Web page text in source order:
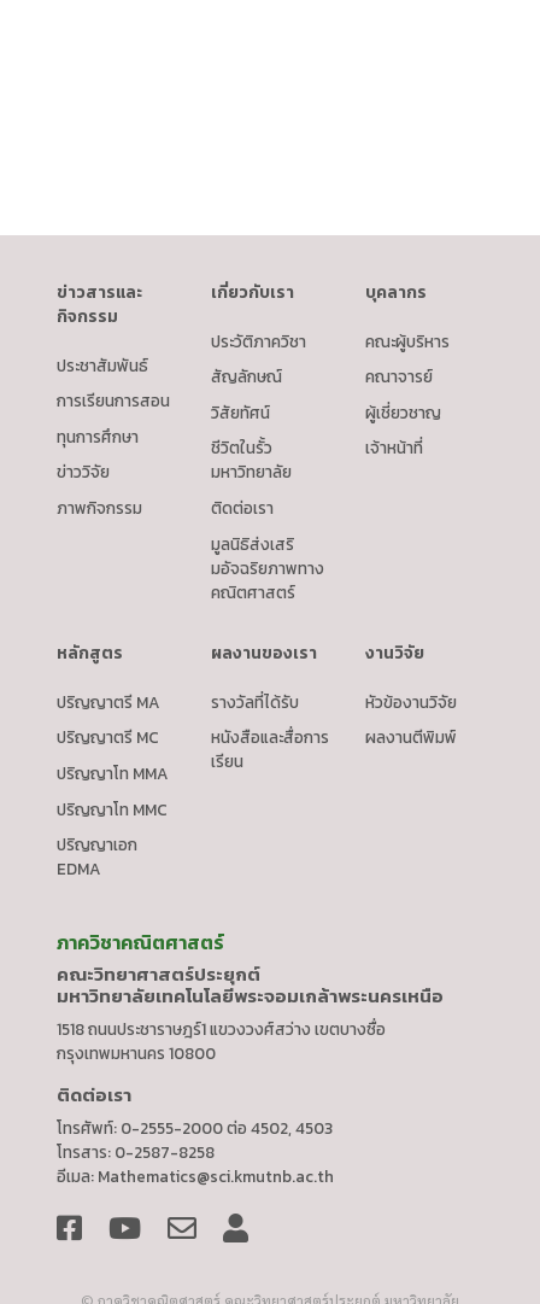
ข่าวสารและ
กิจกรรม
ประชาสัมพันธ์
การเรียนการสอน
ทุนการศึกษา
ข่าววิจัย
ภาพกิจกรรม
เกี่ยวกับเรา
ประวัติภาควิชา
สัญลักษณ์
วิสัยทัศน์
ชีวิตในรั้ว
มหาวิทยาลัย
ติดต่อเรา
มูลนิธิส่งเสริ
มอัจฉริยภาพทาง
คณิตศาสตร์
บุคลากร
คณะผู้บริหาร
คณาจารย์
ผู้เชี่ยวชาญ
เจ้าหน้าที่
หลักสูตร
ปริญญาตรี MA
ปริญญาตรี MC
ปริญญาโท MMA
ปริญญาโท MMC
ปริญญาเอก
EDMA
ผลงานของเรา
รางวัลที่ได้รับ
หนังสือและสื่อการ
เรียน
งานวิจัย
หัวข้องานวิจัย
ผลงานตีพิมพ์
ภาควิชาคณิตศาสตร์
คณะวิทยาศาสตร์ประยุกต์
มหาวิทยาลัยเทคโนโลยีพระจอมเกล้าพระนครเหนือ
1518 ถนนประชาราษฎร์1 แขวงวงศ์สว่าง เขตบางซื่อ
กรุงเทพมหานคร 10800
ติดต่อเรา
โทรศัพท์: 0-2555-2000 ต่อ 4502, 4503
โทรสาร: 0-2587-8258
อีเมล: Mathematics@sci.kmutnb.ac.th
© ภาควิชาคณิตศาสตร์ คณะวิทยาศาสตร์ประยุกต์ มหาวิทยาลัย